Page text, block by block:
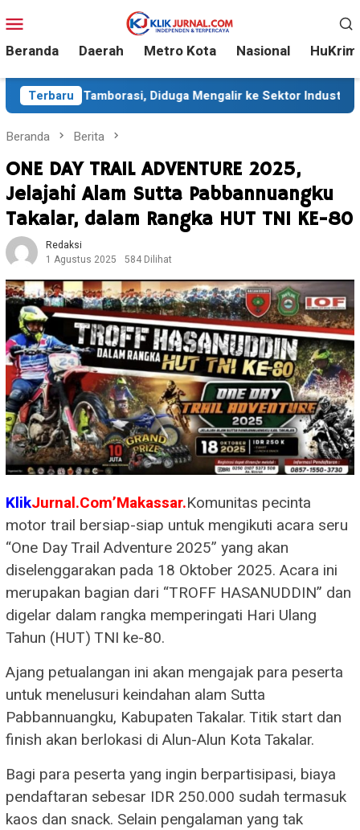
ke
kontenMobile
Beranda Daerah Metro Kota Nasional HuKrim
TerbaruDiduga Mengalir ke Sektor Industri Sekitar 35
Beranda Berita
ONE DAY TRAIL ADVENTURE 2025,
Jelajahi Alam Sutta Pabbannuangku
Takalar, dalam Rangka HUT TNI KE-80
Redaksi
1 Agustus 2025
584 Dilihat
KlikJurnal.Com’Makassar.Komunitas pecinta
motor trail bersiap-siap untuk mengikuti acara seru
“One Day Trail Adventure 2025” yang akan
diselenggarakan pada 18 Oktober 2025. Acara ini
merupakan bagian dari “TROFF HASANUDDIN” dan
digelar dalam rangka memperingati Hari Ulang
Tahun (HUT) TNI ke-80.
Ajang petualangan ini akan mengajak para peserta
untuk menelusuri keindahan alam Sutta
Pabbannuangku, Kabupaten Takalar. Titik start dan
finish akan berlokasi di Alun-Alun Kota Takalar.
Bagi para peserta yang ingin berpartisipasi, biaya
pendaftaran sebesar IDR 250.000 sudah termasuk
kaos dan snack. Selain pengalaman yang tak